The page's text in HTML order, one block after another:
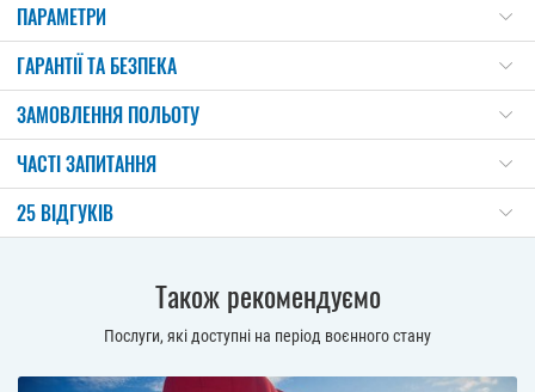
ПАРАМЕТРИ
ГАРАНТІЇ ТА БЕЗПЕКА
ЗАМОВЛЕННЯ ПОЛЬОТУ
ЧАСТІ ЗАПИТАННЯ
25 ВІДГУКІВ
Також рекомендуємо
Послуги, які доступні на період воєнного стану